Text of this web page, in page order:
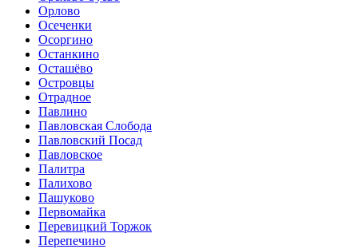
Орлово
Осеченки
Осоргино
Останкино
Осташёво
Островцы
Отрадное
Павлино
Павловская Слобода
Павловский Посад
Павловское
Палитра
Палихово
Пашуково
Первомайка
Перевицкий Торжок
Перепечино